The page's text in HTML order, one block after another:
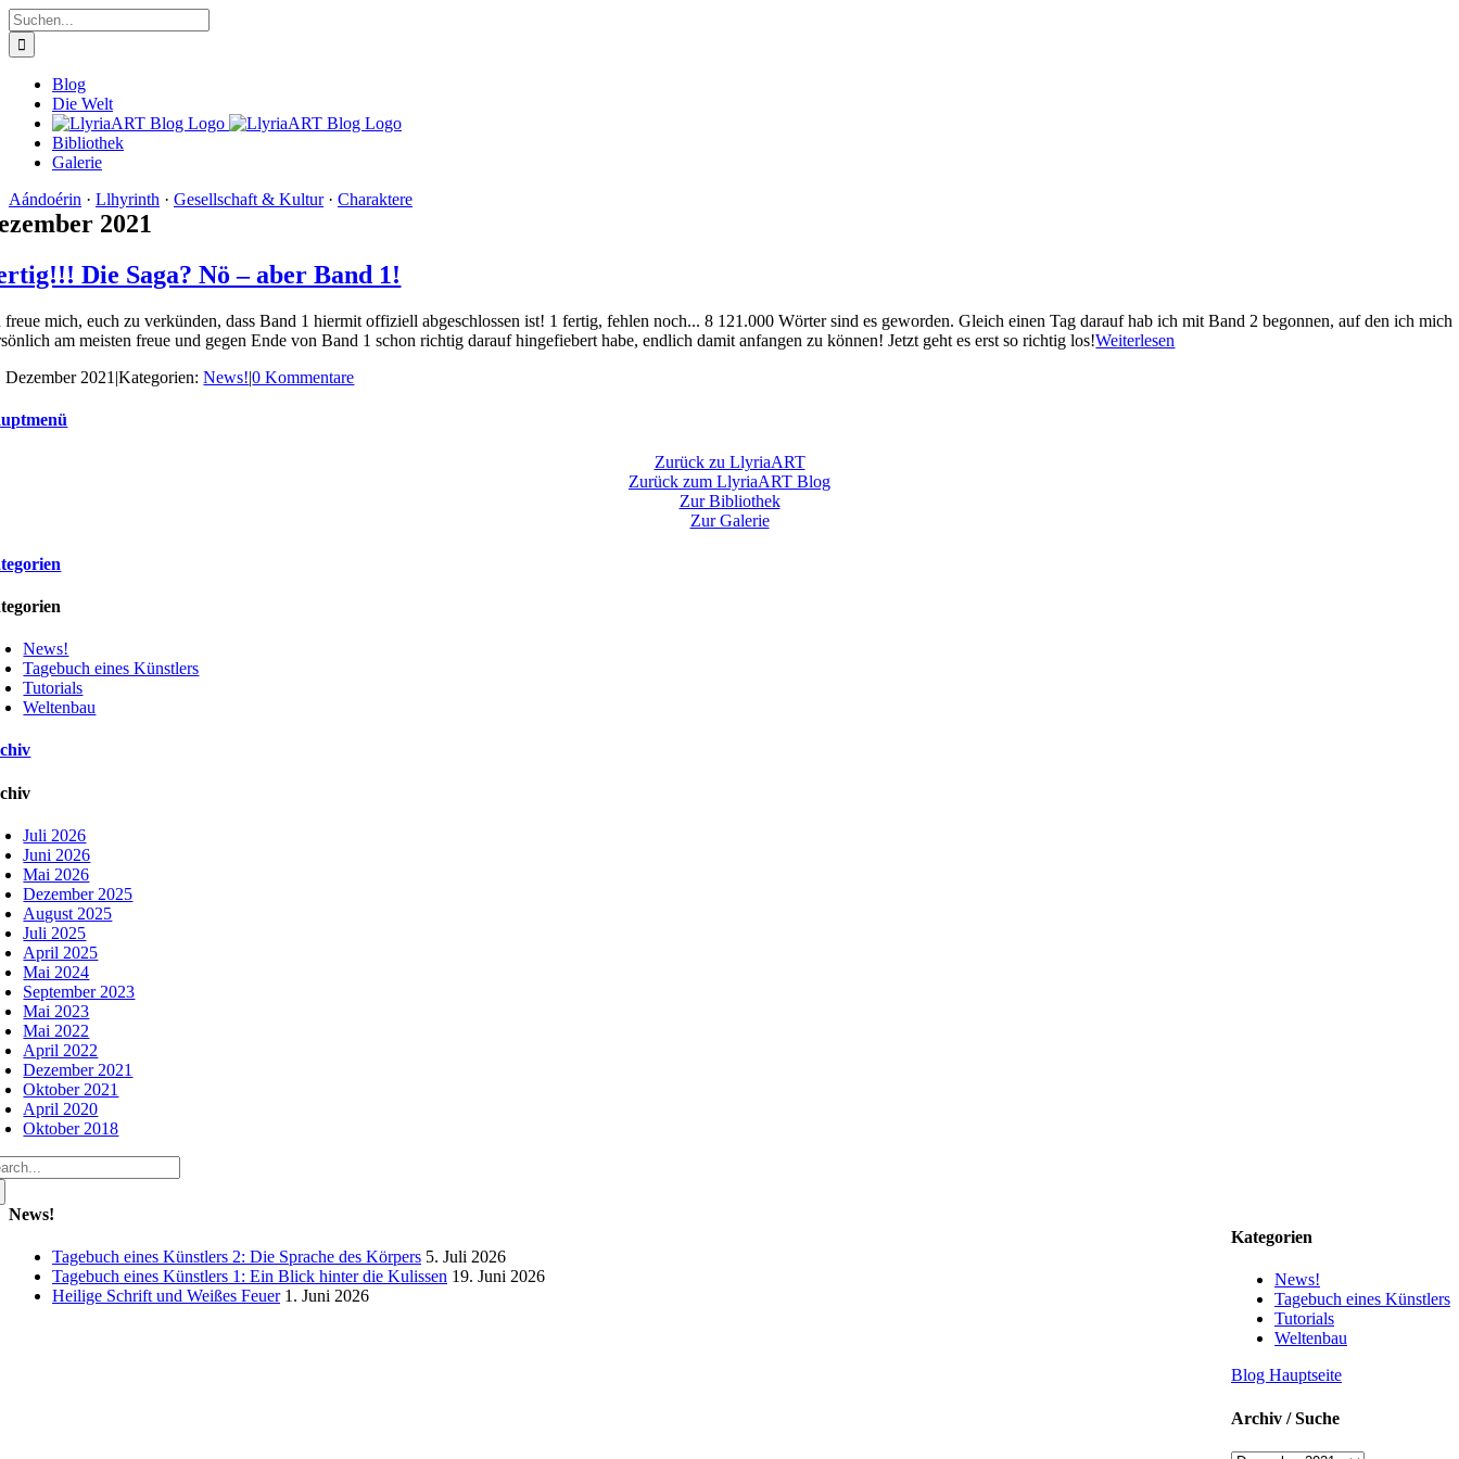
Zum
Inhalt
springen
Suche
nach:
Blog
Die Welt
Bibliothek
Galerie
Aándoérin · Llhyrinth · Gesellschaft & Kultur· Charaktere
2021
Die Saga? Nö – aber Band 1!
freue mich, euch zu verkünden, dass Band 1 hiermit offiziell abgeschlossen ist! 1 fertig, fehlen noch... 8 121.000 Wörter sind es geworden. Gleich einen Tag darauf hab ich mit Band 2 begonnen, auf den ich mich
am meisten freue und gegen Ende von Band 1 schon richtig darauf hingefiebert habe, endlich damit anfangen zu können! Jetzt geht es erst so richtig los!Weiterlesen
Dezember 2021 |Kategorien:News!|0 Kommentare
Zurück zu LlyriaART
Zurück zum LlyriaART Blog
Zur Bibliothek
Zur Galerie
News!
Tagebuch eines Künstlers
Tutorials
Weltenbau
Juli 2026
Juni 2026
Mai 2026
Dezember 2025
August 2025
Juli 2025
April 2025
Mai 2024
September 2023
Mai 2023
Mai 2022
April 2022
Dezember 2021
Oktober 2021
April 2020
Oktober 2018
Kategorien
News!
Tagebuch eines Künstlers
Tutorials
Weltenbau
Blog Hauptseite
Archiv / Suche
News!
Tagebuch eines Künstlers 2: Die Sprache des Körpers 5. Juli 2026
Tagebuch eines Künstlers 1: Ein Blick hinter die Kulissen 19. Juni 2026
Heilige Schrift und Weißes Feuer 1. Juni 2026